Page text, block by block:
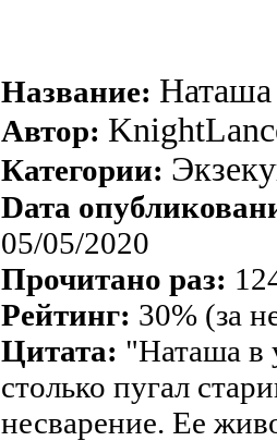
Название: Наташа
Автор:
Категории:
Dата
05/05/2020
Прочитано раз:
Рейтинг: 30% (за
Цитата: "Наташа в
столько пугал
несварение. Ее